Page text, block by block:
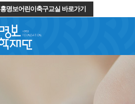
홍명보어린이축구교실 바로가기